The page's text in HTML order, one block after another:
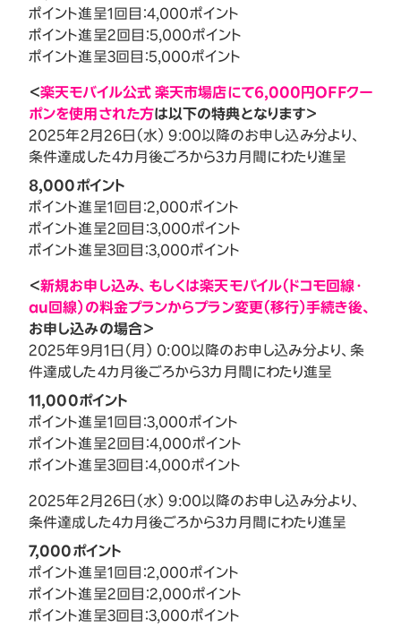
ポイント進呈1回目：4,000ポイント
ポイント進呈2回目：5,000ポイント
ポイント進呈3回目：5,000ポイント
＜楽天モバイル公式 楽天市場店にて6,000円OFFクー
ポンを使用された方は以下の特典となります＞
2025年2月26日（水） 9:00以降のお申し込み分より、
条件達成した4カ月後ごろから3カ月間にわたり進呈
8,000ポイント
ポイント進呈1回目：2,000ポイント
ポイント進呈2回目：3,000ポイント
ポイント進呈3回目：3,000ポイント
＜新規お申し込み、もしくは楽天モバイル（ドコモ回線・
au回線）の料金プランからプラン変更（移行）手続き後、
お申し込みの場合＞
2025年9月1日（月） 0:00以降のお申し込み分より、条
件達成した4カ月後ごろから3カ月間にわたり進呈
11,000ポイント
ポイント進呈1回目：3,000ポイント
ポイント進呈2回目：4,000ポイント
ポイント進呈3回目：4,000ポイント
2025年2月26日（水） 9:00以降のお申し込み分より、
条件達成した4カ月後ごろから3カ月間にわたり進呈
7,000ポイント
ポイント進呈1回目：2,000ポイント
ポイント進呈2回目：2,000ポイント
ポイント進呈3回目：3,000ポイント